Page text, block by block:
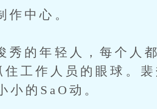
中心。
年轻人，每个人都
工作人员的眼球。
小的SaO动。